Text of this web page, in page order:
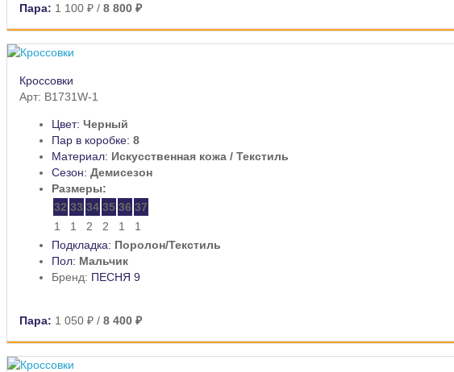
Пара: 1 100 ₽ / 8 800 ₽
Кроссовки
Арт: B1731W-1
Цвет: Черный
Пар в коробке: 8
Материал: Искусственная кожа / Текстиль
Сезон: Демисезон
Размеры:
32 33 34 35 36 37
1
1 2 2 1
1
Подкладка: Поролон/Текстиль
Пол: Мальчик
Бренд: ПЕСНЯ 9
Пара: 1 050 ₽ / 8 400 ₽